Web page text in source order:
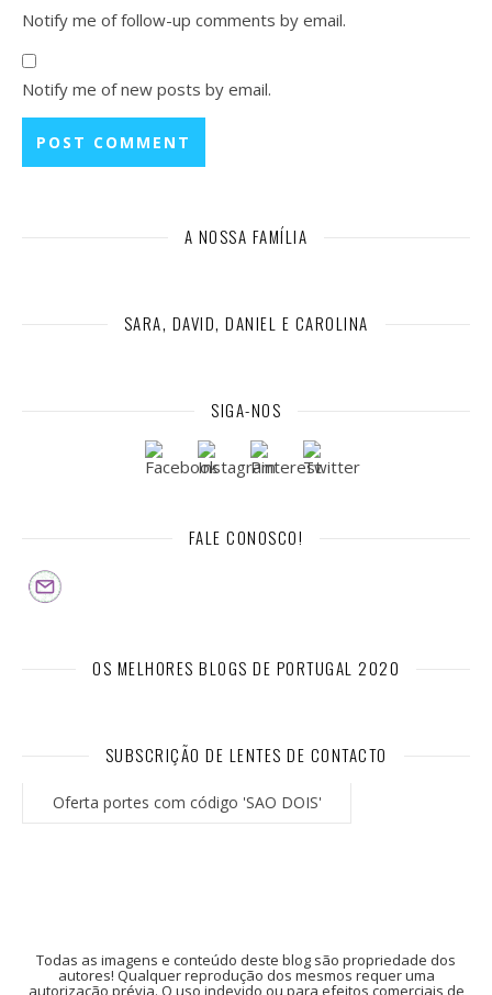
Notify me of follow-up comments by email.
Notify me of new posts by email.
A NOSSA FAMÍLIA
SARA, DAVID, DANIEL E CAROLINA
SIGA-NOS
FALE CONOSCO!
OS MELHORES BLOGS DE PORTUGAL 2020
SUBSCRIÇÃO DE LENTES DE CONTACTO
Oferta portes com código 'SAO DOIS'
Todas as imagens e conteúdo deste blog são propriedade dos
autores! Qualquer reprodução dos mesmos requer uma
autorização prévia. O uso indevido ou para efeitos comerciais de